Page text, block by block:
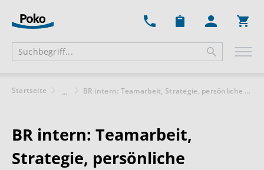
Startseite ... BR intern: Teamarbeit, Strategie, persönliche Kompetenzen
BR intern: Teamarbeit,
Strategie, persönliche